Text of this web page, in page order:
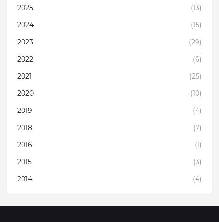
2025
(13)
2024
(15)
2023
(29)
2022
(6)
2021
(25)
2020
(10)
2019
(4)
2018
(7)
2016
(1)
2015
(3)
2014
(4)